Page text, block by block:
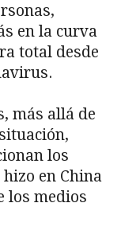
en la curva
total desde
más allá de
los
hizo en China
los medios